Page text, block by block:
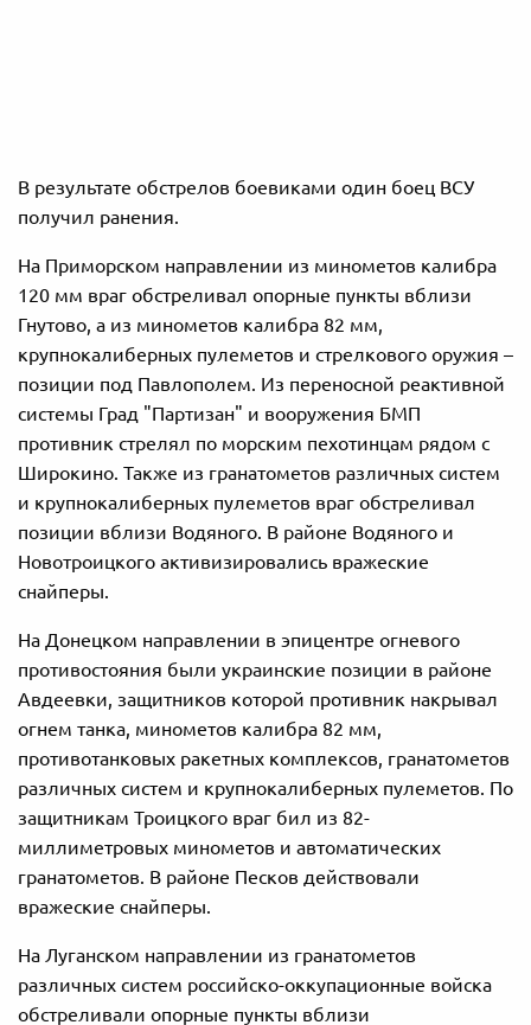
В результате обстрелов боевиками один боец ВСУ
получил ранения.
На Приморском направлении из минометов калибра
120 мм враг обстреливал опорные пункты вблизи
Гнутово, а из минометов калибра 82 мм,
крупнокалиберных пулеметов и стрелкового оружия –
позиции под Павлополем. Из переносной реактивной
системы Град "Партизан" и вооружения БМП
противник стрелял по морским пехотинцам рядом с
Широкино. Также из гранатометов различных систем
и крупнокалиберных пулеметов враг обстреливал
позиции вблизи Водяного. В районе Водяного и
Новотроицкого активизировались вражеские
снайперы.
На Донецком направлении в эпицентре огневого
противостояния были украинские позиции в районе
Авдеевки, защитников которой противник накрывал
огнем танка, минометов калибра 82 мм,
противотанковых ракетных комплексов, гранатометов
различных систем и крупнокалиберных пулеметов. По
защитникам Троицкого враг бил из 82-
миллиметровых минометов и автоматических
гранатометов. В районе Песков действовали
вражеские снайперы.
На Луганском направлении из гранатометов
различных систем российско-оккупационные войска
обстреливали опорные пункты вблизи